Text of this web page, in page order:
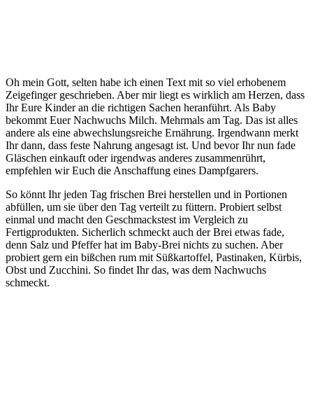
Oh mein Gott, selten habe ich einen Text mit so viel erhobenem
Zeigefinger geschrieben. Aber mir liegt es wirklich am Herzen, dass
Ihr Eure Kinder an die richtigen Sachen heranführt. Als Baby
bekommt Euer Nachwuchs Milch. Mehrmals am Tag. Das ist alles
andere als eine abwechslungsreiche Ernährung. Irgendwann merkt
Ihr dann, dass feste Nahrung angesagt ist. Und bevor Ihr nun fade
Gläschen einkauft oder irgendwas anderes zusammenrührt,
empfehlen wir Euch die Anschaffung eines Dampfgarers.
So könnt Ihr jeden Tag frischen Brei herstellen und in Portionen
abfüllen, um sie über den Tag verteilt zu füttern. Probiert selbst
einmal und macht den Geschmackstest im Vergleich zu
Fertigprodukten. Sicherlich schmeckt auch der Brei etwas fade,
denn Salz und Pfeffer hat im Baby-Brei nichts zu suchen. Aber
probiert gern ein bißchen rum mit Süßkartoffel, Pastinaken, Kürbis,
Obst und Zucchini. So findet Ihr das, was dem Nachwuchs
schmeckt.